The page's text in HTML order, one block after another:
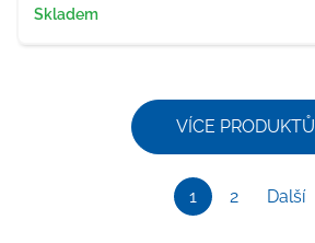
Dostupnost
Skladem
VÍCE PRODUKTŮ
1 2 Další